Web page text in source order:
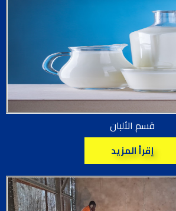
قسم الألبان
إقرأ المزيد